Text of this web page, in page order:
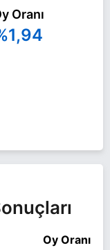
Mart 2024 yerel
ile ilgili daha fazla
ziyaret
Oranı
Oy Oranı